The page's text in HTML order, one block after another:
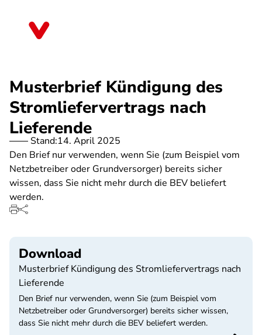
Musterbrief Kündigung des
Stromliefervertrags nach
Lieferende
Stand:14. April 2025
Den Brief nur verwenden, wenn Sie (zum Beispiel vom
Netzbetreiber oder Grundversorger) bereits sicher
wissen, dass Sie nicht mehr durch die BEV beliefert
werden.
Download
Musterbrief Kündigung des Stromliefervertrags nach
Lieferende
Den Brief nur verwenden, wenn Sie (zum Beispiel vom
Netzbetreiber oder Grundversorger) bereits sicher wissen,
dass Sie nicht mehr durch die BEV beliefert werden.